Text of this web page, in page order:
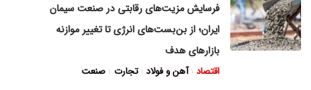
فرسایش مزیت‌های رقابتی در صنعت سیمان
ایران؛ از بن‌بست‌های انرژی تا تغییر موازنه
بازارهای هدف
اقتصاد آهن و فولاد تجارت صنعت